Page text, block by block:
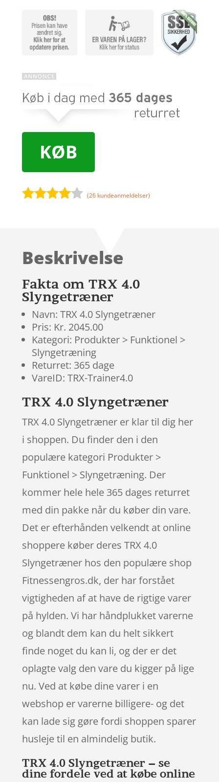
KØB
på
ømmels
er
(26 kundeanmeldelser)
Beskrivelse
Fakta om TRX 4.0
Slyngetræner
Navn: TRX 4.0 Slyngetræner
Pris: Kr. 2045.00
Kategori: Produkter > Funktionel >
Slyngetræning
Returret: 365 dage
VareID: TRX-Trainer4.0
TRX 4.0 Slyngetræner
TRX 4.0 Slyngetræner er klar til dig her
i shoppen. Du finder den i den
populære kategori Produkter >
Funktionel > Slyngetræning. Der
kommer hele hele 365 dages returret
med din pakke når du køber din vare.
Det er efterhånden velkendt at online
shoppere køber deres TRX 4.0
Slyngetræner hos den populære shop
Fitnessengros.dk, der har forstået
vigtigheden af at have de rigtige varer
på hylden. Vi har håndplukket varerne
og blandt dem kan du helt sikkert
finde noget du kan li, og der er det
oplagte valg den vare du kigger på lige
nu. Ved at købe dine varer i en
webshop er varerne billigere- og det
kan lade sig gøre fordi shoppen sparer
husleje til en almindelig butik.
TRX 4.0 Slyngetræner – se
dine fordele ved at købe online